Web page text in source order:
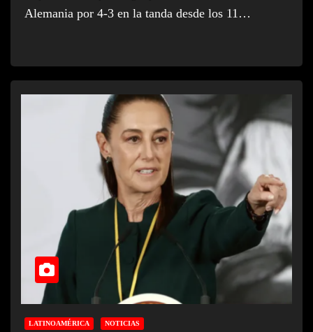
Alemania por 4-3 en la tanda desde los 11…
LATINOAMÉRICA NOTICIAS